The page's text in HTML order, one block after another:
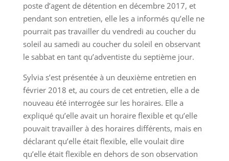
poste d’agent de détention en décembre 2017, et
pendant son entretien, elle les a informés qu’elle ne
pourrait pas travailler du vendredi au coucher du
soleil au samedi au coucher du soleil en observant
le sabbat en tant qu’adventiste du septième jour.
Sylvia s’est présentée à un deuxième entretien en
février 2018 et, au cours de cet entretien, elle a de
nouveau été interrogée sur les horaires. Elle a
expliqué qu’elle avait un horaire flexible et qu’elle
pouvait travailler à des horaires différents, mais en
déclarant qu’elle était flexible, elle voulait dire
qu’elle était flexible en dehors de son observation